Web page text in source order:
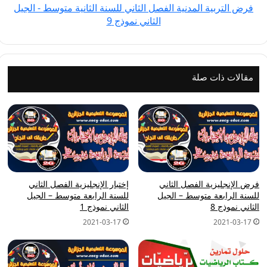
نموذج
9
فرض التربية المدنية الفصل الثاني للسنة الثانية متوسط - الجيل
الثاني نموذج 9
مقالات ذات صلة
فرض الإنجليزية الفصل الثاني
للسنة الرابعة متوسط – الجيل
الثاني نموذج 8
2021-03-17
إختبار الإنجليزية الفصل الثاني
للسنة الرابعة متوسط – الجيل
الثاني نموذج 1
2021-03-17